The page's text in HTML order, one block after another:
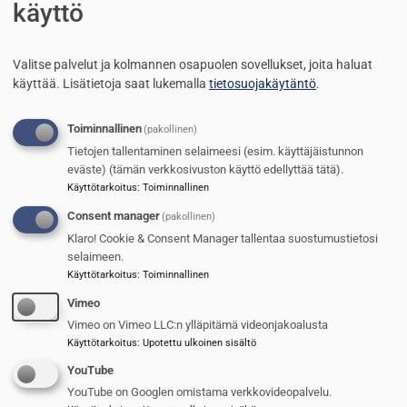
Vihulaisten vahtija
21.5.2026 Reijo Ruokanen
käyttö
Valitse palvelut ja kolmannen osapuolen sovellukset, joita haluat
käyttää. Lisätietoja saat lukemalla tietosuojakäytäntö.
Toiminnallinen(pakollinen)
Tietojen tallentaminen selaimeesi (esim. käyttäjäistunnon
eväste) (tämän verkkosivuston käyttö edellyttää tätä).
Käyttötarkoitus: Toiminnallinen
Consent manager(pakollinen)
Klaro! Cookie & Consent Manager tallentaa suostumustietosi
selaimeen.
Käyttötarkoitus: Toiminnallinen
Vimeo
Vimeo on Vimeo LLC:n ylläpitämä videonjakoalusta
Käyttötarkoitus: Upotettu ulkoinen sisältö
YouTube
YouTube on Googlen omistama verkkovideopalvelu.